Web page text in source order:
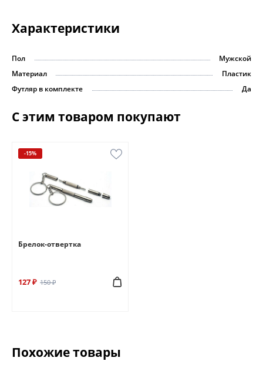
Характеристики
Пол
Мужской
Материал
Пластик
Футляр в комплекте
Да
С этим товаром покупают
-15%
Брелок-отвертка
127 ₽ 150 ₽
Похожие товары